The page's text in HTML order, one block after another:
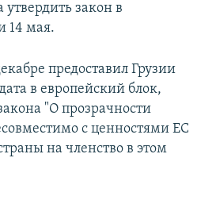
закон в
14 мая.
предоставил Грузии
в европейский блок,
"О прозрачности
с ценностями ЕС
на членство в этом